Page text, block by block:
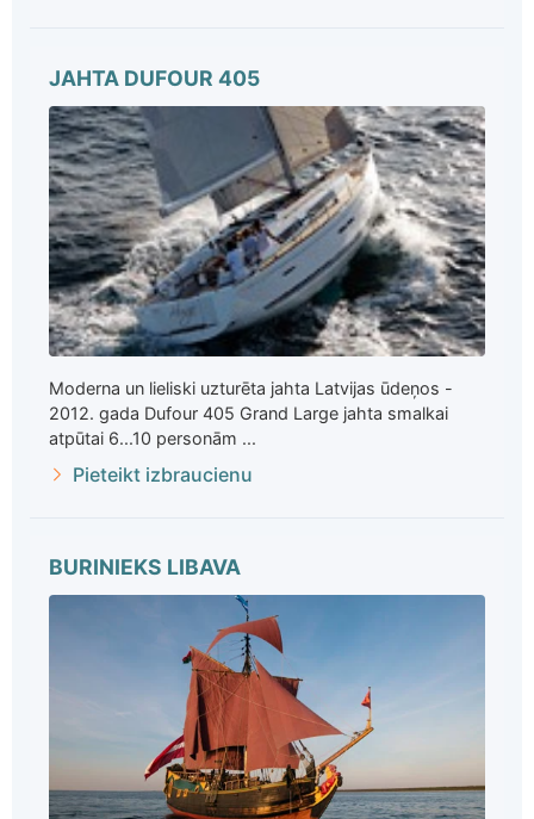
JAHTA DUFOUR 405
Moderna un lieliski uzturēta jahta Latvijas ūdeņos -
2012. gada Dufour 405 Grand Large jahta smalkai
atpūtai 6...10 personām ...
Pieteikt izbraucienu
BURINIEKS LIBAVA